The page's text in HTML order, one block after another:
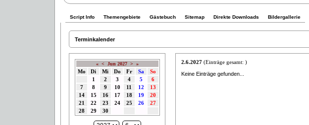
Script Info Themengebiete Gästebuch Sitemap Direkte Downloads Bildergallerie
Terminkalender
« < Jun 2027 > »
Mo Di Mi Do Fr Sa
So
1
2 3 4 5
6
7
8 9 10 11 12
13
14
15 16 17 18 19
20
21
22 23 24 25 26
27
28
29 30
2.6.2027(Einträge gesamt: )
Keine Einträge gefunden...